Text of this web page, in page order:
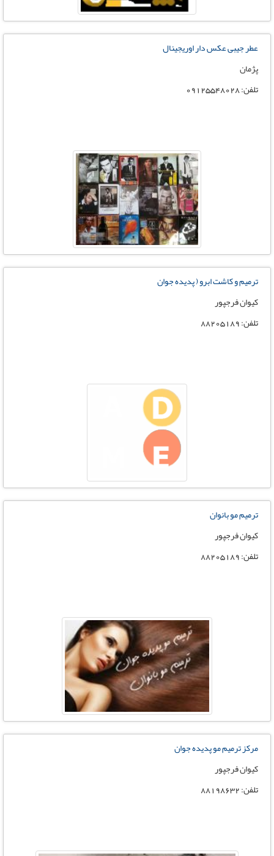
عطر جیبی عکس دار اوریجینال
پژمان
تلفن: 09125548028
ترمیم و کاشت ابرو ( پدیده جوان
کیوان فرجپور
تلفن: 88205189
ترمیم مو بانوان
کیوان فرجپور
تلفن: 88205189
مرکز ترمیم مو پدیده جوان
کیوان فرجپور
تلفن: 88198632